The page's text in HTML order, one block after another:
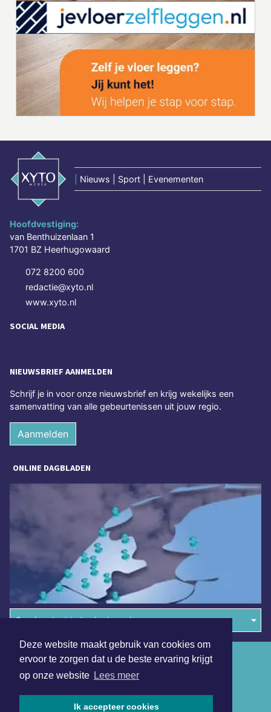
Deze website maakt gebruik van cookies om
ervoor te zorgen dat u de beste ervaring krijgt
op onze website Lees meer
Ik accepteer cookies
Nieuws | Sport | Evenementen
Hoofdvestiging:
van Benthuizenlaan 1
1701 BZ Heerhugowaard
072 8200 600
redactie@xyto.nl
www.xyto.nl
SOCIAL MEDIA
NIEUWSBRIEF AANMELDEN
Schrijf je in voor onze nieuwsbrief en krijg wekelijks een
samenvatting van alle gebeurtenissen uit jouw regio.
Aanmelden
ONLINE DAGBLADEN
Overige dagbladen in de regio
Algemene voorwaarden
Disclaimer